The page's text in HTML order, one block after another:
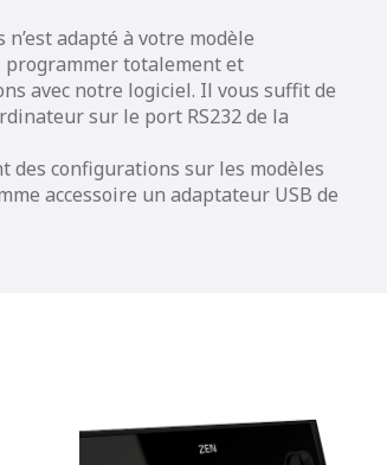
adapté à votre modèle
programmer totalement et
avec notre logiciel. Il vous suffit de
sur le port RS232 de la
des configurations sur les modèles
accessoire un adaptateur USB de